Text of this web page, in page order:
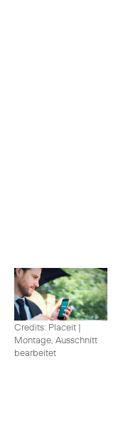
Credits: Placeit |
Montage, Ausschnitt
bearbeitet